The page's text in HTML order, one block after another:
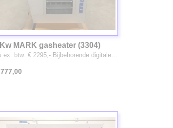
MARK gasheater (3304)
ex. btw: € 2295,- Bijbehorende digitale…